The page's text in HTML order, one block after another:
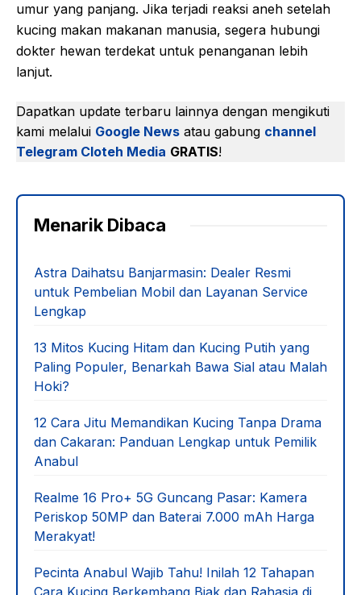
umur yang panjang. Jika terjadi reaksi aneh setelah
kucing makan makanan manusia, segera hubungi
dokter hewan terdekat untuk penanganan lebih
lanjut.
Dapatkan update terbaru lainnya dengan mengikuti
kami melalui Google News atau gabung channel
Telegram Cloteh Media GRATIS!
Menarik Dibaca
Astra Daihatsu Banjarmasin: Dealer Resmi
untuk Pembelian Mobil dan Layanan Service
Lengkap
13 Mitos Kucing Hitam dan Kucing Putih yang
Paling Populer, Benarkah Bawa Sial atau Malah
Hoki?
12 Cara Jitu Memandikan Kucing Tanpa Drama
dan Cakaran: Panduan Lengkap untuk Pemilik
Anabul
Realme 16 Pro+ 5G Guncang Pasar: Kamera
Periskop 50MP dan Baterai 7.000 mAh Harga
Merakyat!
Pecinta Anabul Wajib Tahu! Inilah 12 Tahapan
Cara Kucing Berkembang Biak dan Rahasia di